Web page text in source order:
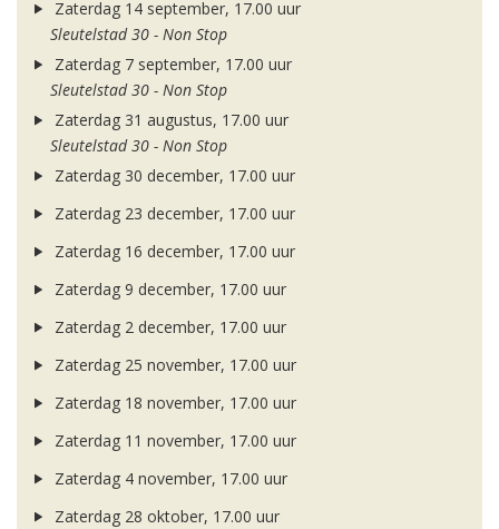
Zaterdag 14 september, 17.00 uur
Sleutelstad 30 - Non Stop
Zaterdag 7 september, 17.00 uur
Sleutelstad 30 - Non Stop
Zaterdag 31 augustus, 17.00 uur
Sleutelstad 30 - Non Stop
Zaterdag 30 december, 17.00 uur
Zaterdag 23 december, 17.00 uur
Zaterdag 16 december, 17.00 uur
Zaterdag 9 december, 17.00 uur
Zaterdag 2 december, 17.00 uur
Zaterdag 25 november, 17.00 uur
Zaterdag 18 november, 17.00 uur
Zaterdag 11 november, 17.00 uur
Zaterdag 4 november, 17.00 uur
Zaterdag 28 oktober, 17.00 uur